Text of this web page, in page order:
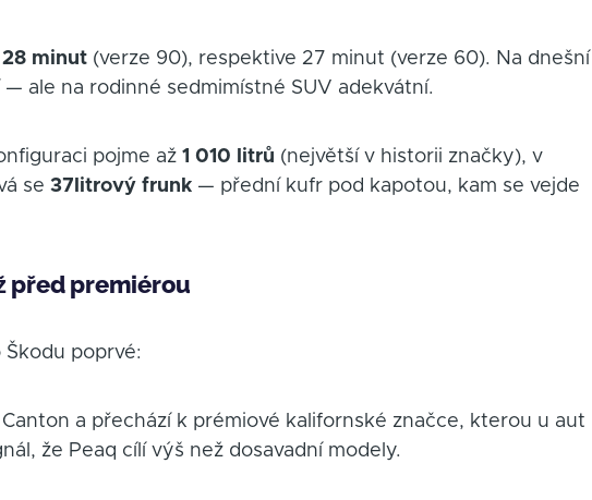
28 minut (verze 90), respektive 27 minut (verze 60). Na dnešní
ale na rodinné sedmimístné SUV adekvátní.
pojme až1 010 litrů (největší v historii značky), v
se37litrový frunk — přední kufr pod kapotou, kam se vejde
před premiérou
Škodu poprvé:
a přechází k prémiové kalifornské značce, kterou u aut
že Peaq cílí výš než dosavadní modely.